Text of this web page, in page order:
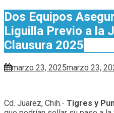
Dos Equipos
Liguilla Previo a la
Clausura 2025
marzo 23, 2025marzo 23,
Cd. Juarez, Chih.- Tigres y